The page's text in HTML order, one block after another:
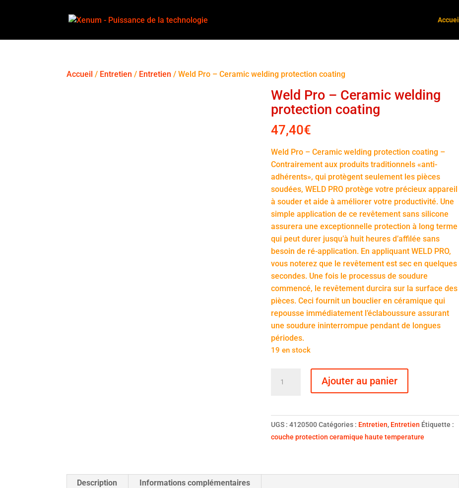
Accueil
Accueil / Entretien / Entretien / Weld Pro – Ceramic welding protection coating
Weld Pro – Ceramic welding
protection coating
47,40€
Weld Pro – Ceramic welding protection coating –
Contrairement aux produits traditionnels «anti-
adhérents», qui protègent seulement les pièces
soudées, WELD PRO protège votre précieux appareil
à souder et aide à améliorer votre productivité. Une
simple application de ce revêtement sans silicone
assurera une exceptionnelle protection à long terme
qui peut durer jusqu’à huit heures d’affilée sans
besoin de ré-application. En appliquant WELD PRO,
vous noterez que le revêtement est sec en quelques
secondes. Une fois le processus de soudure
commencé, le revêtement durcira sur la surface des
pièces. Ceci fournit un bouclier en céramique qui
repousse immédiatement l’éclaboussure assurant
une soudure ininterrompue pendant de longues
périodes.
19 en stock
-
Ceramic
coating
Ajouter au panier
UGS :4120500Catégories : Entretien, Entretien Étiquette :
couche protection ceramique haute temperature
Description Informations complémentaires